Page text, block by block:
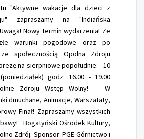
"Aktywne wakacje dla dzieci z
zapraszamy na "Indiańską
Nowy termin wydarzenia! Ze
warunki pogodowe oraz po
społecznością Opolna Zdroju
na sierpniowe popołudnie. 10
godz. 16.00 - 19.00
Zdroju Wstęp Wolny! W
dmuchane, Animacje, Warszataty,
Finał! Zapraszamy wszystkich
Bogatyński Ośrodek Kultury,
Zdrój. Sponsor: PGE Górnictwo i